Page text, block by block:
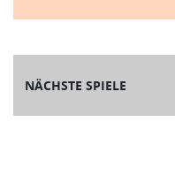
NÄCHSTE SPIELE